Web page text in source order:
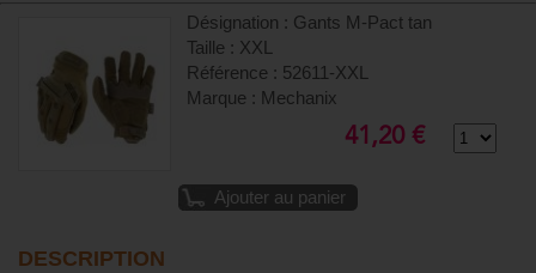
Désignation : Gants M-Pact tan
Taille : XXL
Référence : 52611-XXL
Marque : Mechanix
41,20 €
Ajouter au panier
DESCRIPTION